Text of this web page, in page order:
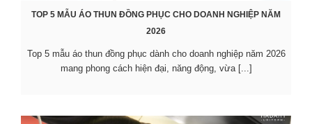
TOP 5 MẪU ÁO THUN ĐỒNG PHỤC CHO DOANH NGHIỆP NĂM
2026
Top 5 mẫu áo thun đồng phục dành cho doanh nghiệp năm 2026
mang phong cách hiện đại, năng động, vừa [...]